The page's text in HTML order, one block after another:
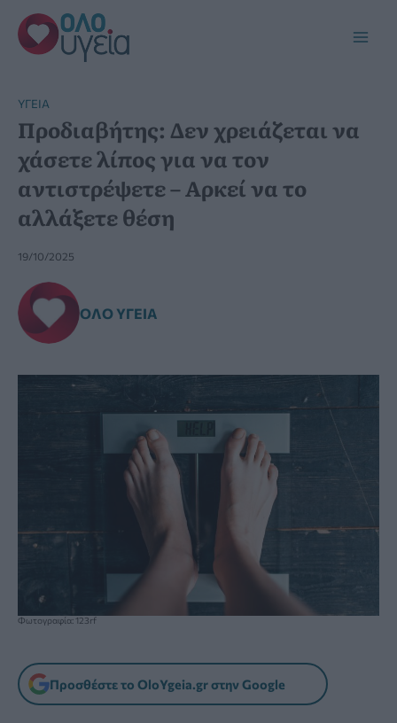
Μετάβαση
στο
περιεχόμενο
YΓΕΊΑ
Προδιαβήτης: Δεν χρειάζεται να
χάσετε λίπος για να τον
αντιστρέψετε – Αρκεί να το
αλλάξετε θέση
19/10/2025
ΌΛΟ ΥΓΕΊΑ
Φωτογραφία: 123rf
Προσθέστε το OloYgeia.gr στην Google